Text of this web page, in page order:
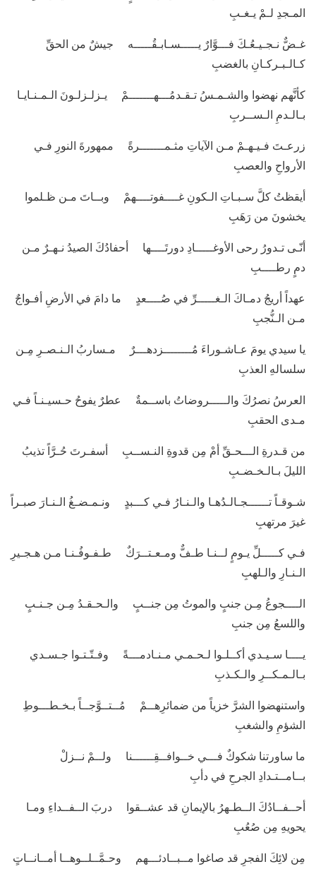
المـجدِ لـمْ يـغـبِ
غـضٌّ نـجـيـعُـكَ فـــوَّارٌ يـــــسـابـقُـــــه جيشٌ من الحقِّ
كـالـبـركـانِ بالغضبِ
كأنَّهم نهضوا والشـمـسُ تـقـدمُـــهـــــــمْ يـزلـزلـونَ الـمـنـايـا
بـالـدمِ الـســربِ
زرعـتَ فـيـهـمْ مـن الآياتِ مثـمـــــــرةً ممهورةَ النورِ فـي
الأرواحِ والعصبِ
أيقظتُ كلَّ سـبـاتِ الـكونِ غــــفوتــــهمْ وبــاتَ مـن ظـلموا
يخشونَ من رَهَبِ
أنّـى تـدورُ رحى الأوغـــــادِ دورتَــــها أحفادُكَ الصيدُ نـهـرٌ مـن
دمٍ رطــــبِ
عهداً أريجُ دمـاكَ الـغـــــرِّ في صُــــعدٍ ما دامَ في الأرضِ أفـواجٌ
مـن الـنُّجبِ
يا سيدي يومَ عـاشـوراءَ مُــــــــزدهـــرٌ مـساربُ الـنـصـرِ مِـن
سلسالهِ العذبِ
العرسُ نصرُكَ والـــــروضاتُ باســمةٌ عطرٌ يفوحُ حـسيـنـاً فـي
مـدى الحقبِ
من قـدرةِ الـــحـقِّ أمْ مِن قدوةِ النـســبِ أسفـرتَ حُـرَّاً تذيبُ
الليلَ بـالـخـضـبِ
شـوقـاً تــــــجـالـدُهـا والـنـارُ فـي كـــبدٍ ونـمـضـغُ الـنـارَ صبـراً
غيرَ مرتهبِ
فـي كـــــلِّ يـومٍ لــنـا طـفٌّ ومـعـتــرَكٌ طـفـوفُـنـا مـن هـجـيرِ
الـنـارِ والـلهبِ
الــــجوعُ مِـن جنبٍ والموتُ مِن جنــبٍ والـحـقـدُ مِـن جـنـبٍ
واللسعُ مِن جنبِ
يــــا سـيـدي أكــلـوا لـحـمـي مـنـادمـــةً وفـتّـتـوا جـسـدي
بـالـمـكــرِ والـكـذبِ
واستنهضوا الشرَّ خزياً من ضمائرِهــمْ مُــتــوَّجــاً بـخـطـــوطِ
الشؤمِ والشغبِ
ما ساورتنا شكوكٌ فـــي خــوافــقِــــــنا ولــمْ نــزلْ
بــامــتـدادِ الجرحِ في دأبِ
أحــفــادُكَ الــطـهرُ بالإيمانِ قد عشــقوا دربَ الــفــداءِ ومـا
يحويهِ مِن صُعُبِ
مِن لائِكَ الفجرِ قد صاغوا مــبــادئـــهم وحـمَّــلــوهــا أمــانــاتٍ